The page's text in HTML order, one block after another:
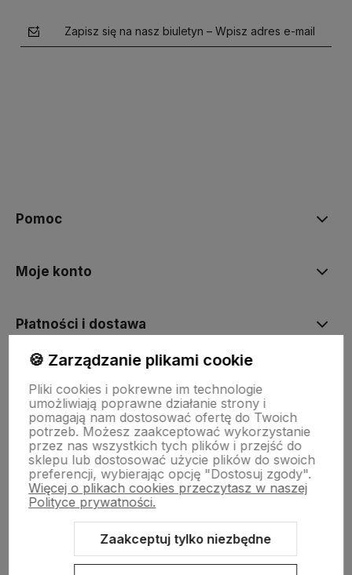
Zapisz się na nasz biuletyn – Wpisz adres e-mail
Pomoc
Moje konto
Płatności i dostawa
O nas
Sklep internetowy Shoper.pl Szablon Shoper Modern 3.0™
🍪 Zarządzanie plikami cookie
Pliki cookies i pokrewne im technologie
umożliwiają poprawne działanie strony i
pomagają nam dostosować ofertę do Twoich
potrzeb. Możesz zaakceptować wykorzystanie
przez nas wszystkich tych plików i przejść do
sklepu lub dostosować użycie plików do swoich
preferencji, wybierając opcję "Dostosuj zgody".
Więcej o plikach cookies przeczytasz w naszej
Polityce prywatności.
Zaakceptuj tylko niezbędne